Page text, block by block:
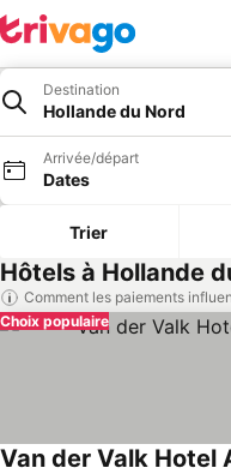
Destination
Hollande du Nord
Arrivée/départ
Dates
Trier
Hôtels à Hollande
Comment les paiements
Choix populaire
Van der Valk Hotel